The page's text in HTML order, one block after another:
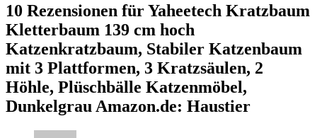
10 Rezensionen fürYaheetech Kratzbaum
Kletterbaum 139 cm hoch
Katzenkratzbaum, Stabiler Katzenbaum
mit 3 Plattformen, 3 Kratzsäulen, 2
Höhle, Plüschbälle Katzenmöbel,
Dunkelgrau Amazon.de: Haustier